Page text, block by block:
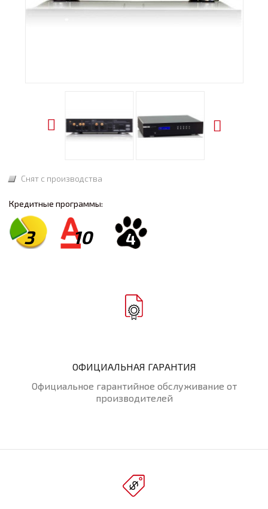
Снят с производства
Кредитные программы:
3 10 4
ОФИЦИАЛЬНАЯ ГАРАНТИЯ
Официальное гарантийное обслуживание от
производителей